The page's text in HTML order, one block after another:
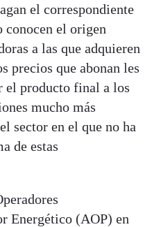
el correspondiente
conocen el origen
a las que adquieren
precios que abonan les
el producto final a los
mucho más
sector en el que no ha
de estas
Energético (AOP) en